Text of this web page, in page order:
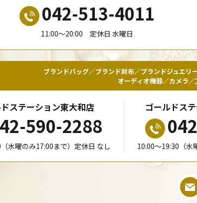
042-513-4011
11:00〜20:00 定休日 水曜日
ブランドバッグ／ブランド財布／ブランドジュエ
オーディオ機器／カメラ
ステーション東大和店
590-2288
水曜のみ17:00まで）定休日 なし
ゴールドス
10:00〜19:30（水